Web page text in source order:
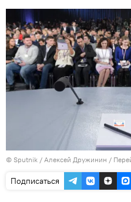
© Sputnik / Алексей Дружинин /
Подписаться